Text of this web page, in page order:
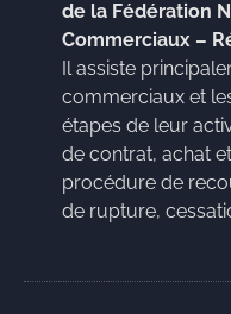
de la Fédération
Commerciaux –
Il assiste
commerciaux et
étapes de leur
de contrat, achat
procédure de
de rupture,